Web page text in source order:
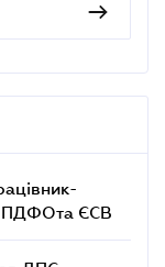
ПДФОта ЄСВ